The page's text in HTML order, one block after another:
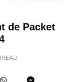
de Packet
READ